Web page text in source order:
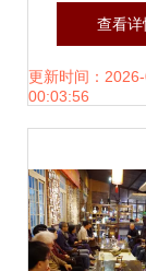
版纳——重
公会艺术团
流活动
查看详
更新时间：
00:03:56